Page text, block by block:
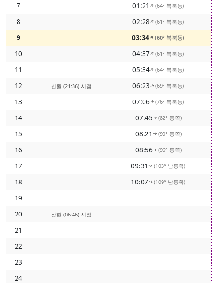
7 01:21 ↑(64° 북북동)
8 02:28↑(61° 북북동)
9 03:34↑(60° 북북동)
10 04:37↑(61° 북북동)
11 05:34↑(64° 북북동)
12 신월 (21:36) 시점 06:23↑(69° 북북동)
13 07:06↑(76° 북북동)
14 07:45↑(82° 동쪽)
15 08:21 ↑ (90° 동쪽)
16 08:56↑ (96° 동쪽)
17 09:31 ↑(103° 남동쪽)
18 10:07↑(109° 남동쪽)
19
20
상현 (06:46) 시점
21
22
23
24